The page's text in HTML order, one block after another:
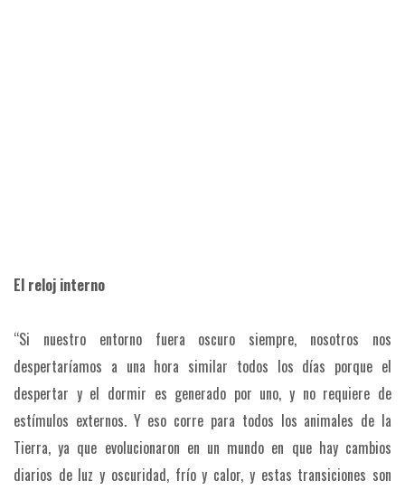
El reloj interno
“Si nuestro entorno fuera oscuro siempre, nosotros nos
despertaríamos a una hora similar todos los días porque el
despertar y el dormir es generado por uno, y no requiere de
estímulos externos. Y eso corre para todos los animales de la
Tierra, ya que evolucionaron en un mundo en que hay cambios
diarios de luz y oscuridad, frío y calor, y estas transiciones son